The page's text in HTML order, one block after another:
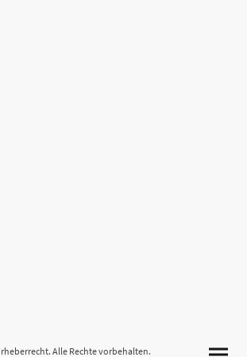
Alle Rechte vorbehalten.